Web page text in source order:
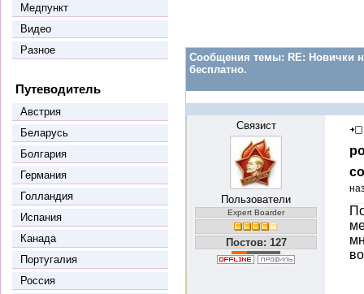
Медпункт
Видео
Разное
Путеводитель
Австрия
Беларусь
Болгария
Германия
Голландия
Испания
Канада
Португалия
Россия
Сообщения темы: RE: Новички
бесплатно.
Связист
Пользователи
Expert Boarder
Постов: 127